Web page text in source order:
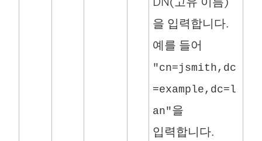
을 입력합니다.
예를 들어
"cn=jsmith,dc
=example,dc=l
an"을
입력합니다.